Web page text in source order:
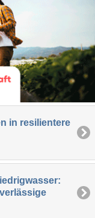
in resilientere